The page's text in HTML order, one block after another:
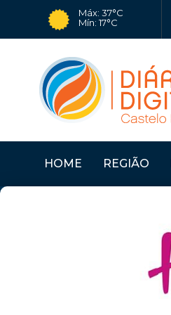
Máx: 37°C
Mín: 17°C
HOME REGIÃO